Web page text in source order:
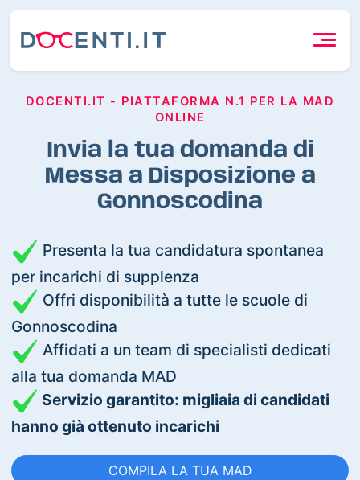
DOCENTI.IT - PIATTAFORMA N.1 PER LA MAD
ONLINE
Invia la tua domanda di
Messa a Disposizione a
Gonnoscodina
Presenta la tua candidatura spontanea
per incarichi di supplenza
Offri disponibilità a tutte le scuole di
Gonnoscodina
Affidati a un team di specialisti dedicati
alla tua domanda MAD
Servizio garantito: migliaia di candidati
hanno già ottenuto incarichi
COMPILA LA TUA MAD